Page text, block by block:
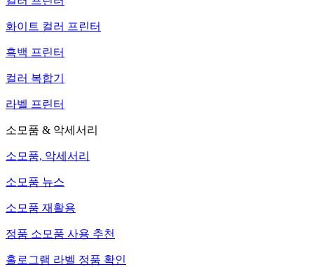
화이트 컬러 프린터
흑백 프린터
컬러 복합기
라벨 프린터
소모품 & 악세서리
소모품, 악세서리
소모품 뉴스
소모품 재활용
정품 소모품 사용 추천
홀로그램 라벨 정품 확인